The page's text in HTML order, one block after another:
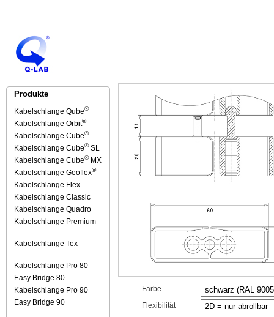
Produkte
Kabelschlange Qube®
Kabelschlange Orbit®
Kabelschlange Cube®
Kabelschlange Cube®SL
Kabelschlange Cube®MX
Kabelschlange Geoflex®
Kabelschlange Flex
Kabelschlange Classic
Kabelschlange Quadro
Kabelschlange Premium
Kabelschlange Tex
Kabelschlange Pro 80
Easy Bridge 80
Kabelschlange Pro 90
Easy Bridge 90
Farbe
Flexibilität